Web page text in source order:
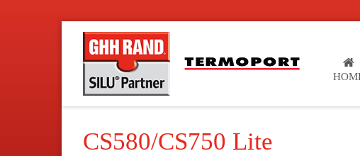
CS580/CS750 Lite